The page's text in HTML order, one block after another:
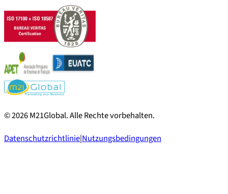
©2026M21Global.Alle Rechte vorbehalten.
Datenschutzrichtlinie|Nutzungsbedingungen